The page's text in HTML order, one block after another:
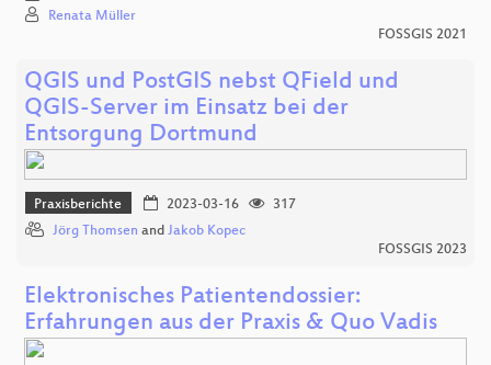
Renata Müller
FOSSGIS 2021
QGIS und PostGIS nebst QField und
QGIS-Server im Einsatz bei der
Entsorgung Dortmund
Praxisberichte 2023-03-16
317
Jörg Thomsen and Jakob Kopec
FOSSGIS 2023
Elektronisches Patientendossier:
Erfahrungen aus der Praxis & Quo Vadis